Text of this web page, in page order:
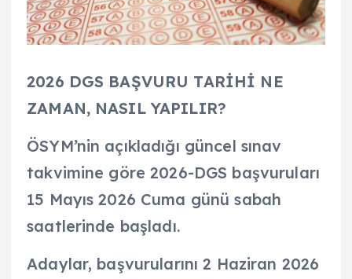
2026 DGS BAŞVURU TARİHİ NE
ZAMAN, NASIL YAPILIR?
ÖSYM’nin açıkladığı güncel sınav
takvimine göre 2026-DGS başvuruları
15 Mayıs 2026 Cuma günü sabah
saatlerinde başladı.
Adaylar, başvurularını 2 Haziran 2026